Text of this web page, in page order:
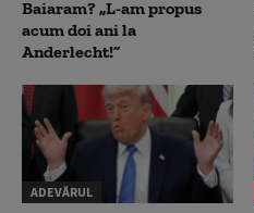
Baiaram? „L-am propus
acum doi ani la
Anderlecht!”
ADEVĂRUL